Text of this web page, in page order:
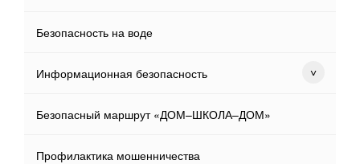
Безопасность на воде
Информационная безопасность
Безопасный маршрут «ДОМ–ШКОЛА–ДОМ»
Профилактика мошенничества